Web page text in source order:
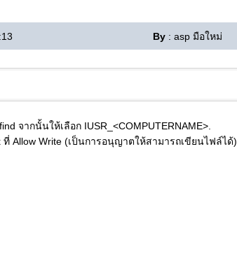
By : asp มือใหม่
จากนั้นให้เลือก IUSR_<COMPUTERNAME>.
ที่ Allow Write (เป็นการอนุญาตให้สามารถเขียนไฟล์ได้)